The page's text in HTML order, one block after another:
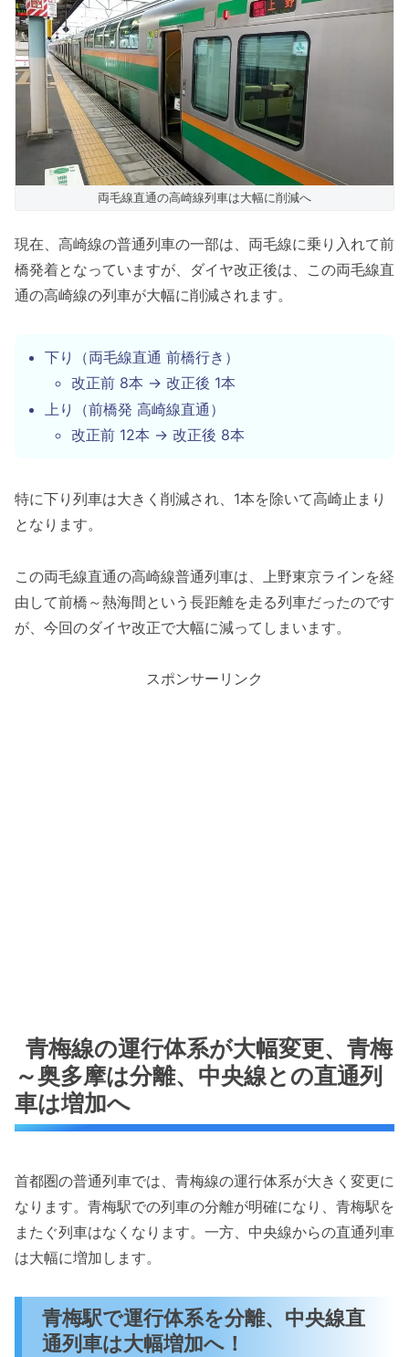
両毛線直通の高崎線列車は大幅に削減へ
現在、高崎線の普通列車の一部は、両毛線に乗り入れて前
橋発着となっていますが、ダイヤ改正後は、この両毛線直
通の高崎線の列車が大幅に削減されます。
下り（両毛線直通 前橋行き）
改正前 8本 → 改正後 1本
上り（前橋発 高崎線直通）
改正前 12本 → 改正後 8本
特に下り列車は大きく削減され、1本を除いて高崎止まり
となります。
この両毛線直通の高崎線普通列車は、上野東京ラインを経
由して前橋～熱海間という長距離を走る列車だったのです
が、今回のダイヤ改正で大幅に減ってしまいます。
スポンサーリンク
青梅線の運行体系が大幅変更、青梅
～奥多摩は分離、中央線との直通列
車は増加へ
首都圏の普通列車では、青梅線の運行体系が大きく変更に
なります。青梅駅での列車の分離が明確になり、青梅駅を
またぐ列車はなくなります。一方、中央線からの直通列車
は大幅に増加します。
青梅駅で運行体系を分離、中央線直
通列車は大幅増加へ！